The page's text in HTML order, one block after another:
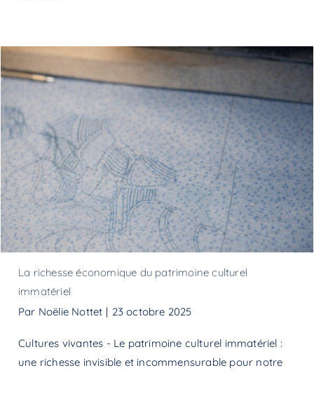
La richesse économique du patrimoine culturel
immatériel
La richesse économique du patrimoine culturel
immatériel
Par Noëlie Nottet | 23 octobre 2025
Cultures vivantes - Le patrimoine culturel immatériel :
une richesse invisible et incommensurable pour notre